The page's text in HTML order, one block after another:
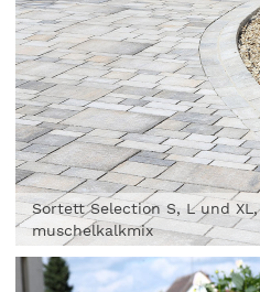
Sortett Selection S, L und
muschelkalkmix